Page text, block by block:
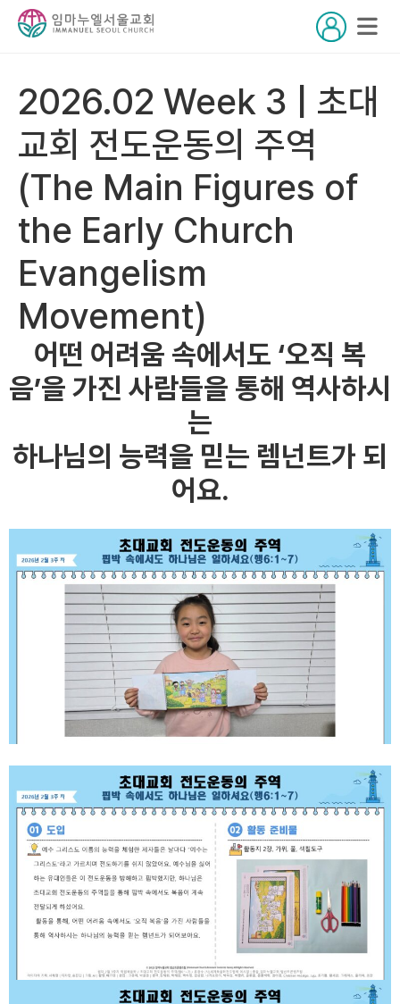
2026.02 Week 3 | 초대
교회 전도운동의 주역
(The Main Figures of
the Early Church
Evangelism
Movement)
어떤 어려움 속에서도 ‘오직 복
음’을 가진 사람들을 통해 역사하시
는
하나님의 능력을 믿는 렘넌트가 되
어요.